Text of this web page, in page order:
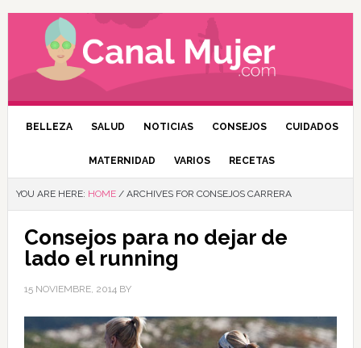
BELLEZA SALUD NOTICIAS CONSEJOS CUIDADOS
MATERNIDAD VARIOS RECETAS
YOU ARE HERE: HOME /ARCHIVES FOR CONSEJOS CARRERA
Consejos para no dejar de
lado el running
15 NOVIEMBRE, 2014BY